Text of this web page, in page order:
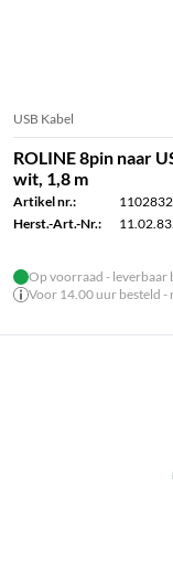
USB Kabel
ROLINE 8pin naar
wit, 1,8 m
Artikel nr.:
Herst.-Art.-Nr.:
Op voorraad - leverbaar
Voor 14.00 uur besteld -